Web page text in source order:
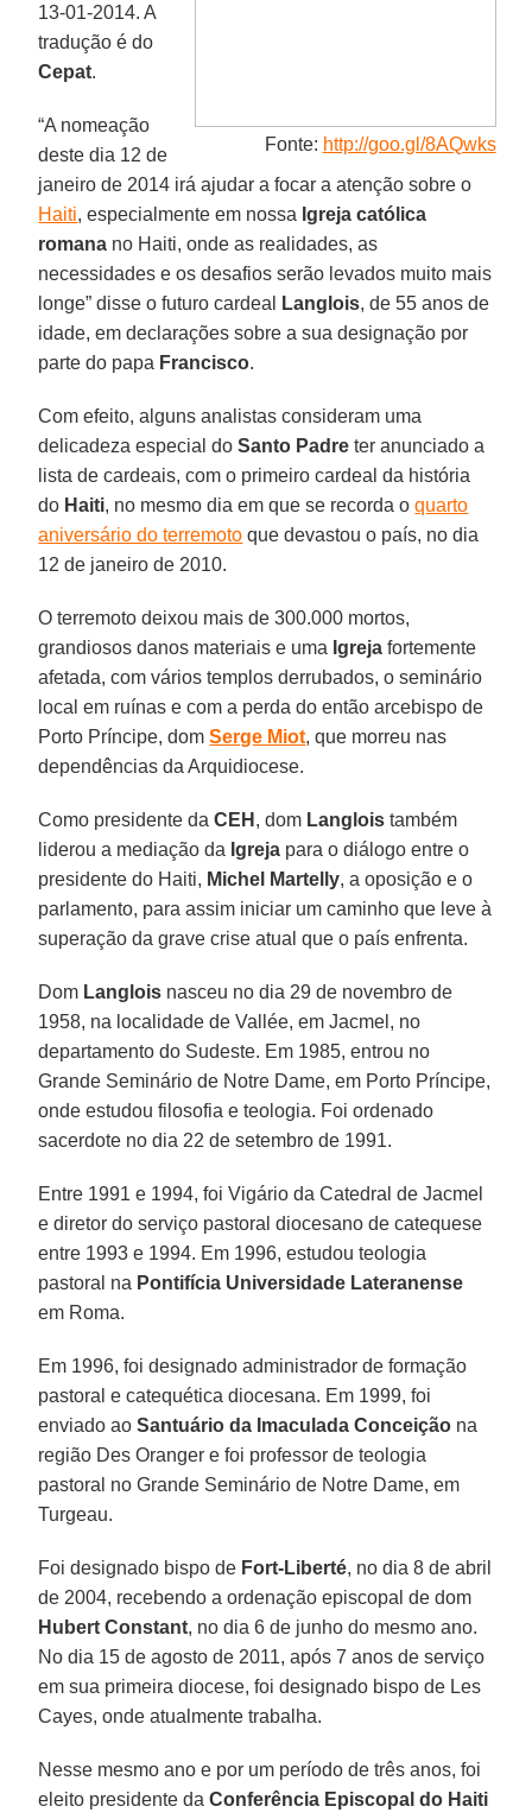
Fonte: http://goo.gl/8AQwks
13-01-2014. A
tradução é do
Cepat.
“A nomeação
deste dia 12 de
janeiro de 2014 irá ajudar a focar a atenção sobre o
Haiti, especialmente em nossa Igreja católica
romana no Haiti, onde as realidades, as
necessidades e os desafios serão levados muito mais
longe” disse o futuro cardeal
Langlois, de 55 anos de
idade, em declarações sobre a sua designação por
parte do papa Francisco.
Com efeito, alguns analistas consideram uma
delicadeza especial doSanto Padre ter anunciado a
lista de cardeais, com o primeiro cardeal da história
do Haiti, no mesmo dia em que se recorda oquarto
aniversário do terremoto que devastou o país, no dia
12 de janeiro de 2010.
O terremoto deixou mais de 300.000 mortos,
grandiosos danos materiais e uma Igreja fortemente
afetada, com vários templos derrubados, o seminário
local em ruínas e com a perda do então arcebispo de
Porto Príncipe, domSerge Miot, que morreu nas
dependências da Arquidiocese.
Como presidente daCEH , dom Langlois também
liderou a mediação da Igreja para o diálogo entre o
presidente do Haiti, Michel Martelly, a oposição e o
parlamento, para assim iniciar um caminho que leve à
superação da grave crise atual que o país enfrenta.
Dom Langlois nasceu no dia 29 de novembro de
1958, na localidade de Vallée, em Jacmel, no
departamento do Sudeste. Em 1985, entrou no
Grande Seminário de Notre Dame, em Porto Príncipe,
onde estudou filosofia e teologia. Foi ordenado
sacerdote no dia 22 de setembro de 1991.
Entre 1991 e 1994, foi Vigário da Catedral de Jacmel
e diretor do serviço pastoral diocesano de catequese
entre 1993 e 1994. Em 1996, estudou teologia
pastoral na Pontifícia Universidade Lateranense
em Roma.
Em 1996, foi designado administrador de formação
pastoral e catequética diocesana. Em 1999, foi
enviado aoSantuário da Imaculada Conceição na
região Des Oranger e foi professor de teologia
pastoral no Grande Seminário de Notre Dame, em
Turgeau.
Foi designado bispo de Fort-Liberté, no dia 8 de abril
de 2004, recebendo a ordenação episcopal de dom
Hubert Constant, no dia 6 de junho do mesmo ano.
No dia 15 de agosto de 2011, após 7 anos de serviço
em sua primeira diocese, foi designado bispo de Les
Cayes, onde atualmente trabalha.
Nesse mesmo ano e por um período de três anos, foi
eleito presidente daConferência Episcopal do Haiti